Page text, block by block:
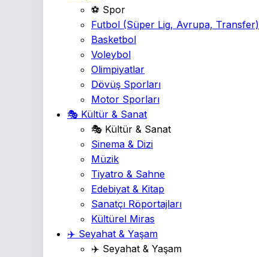
⚽ Spor
Futbol (Süper Lig, Avrupa, Transfer)
Basketbol
Voleybol
Olimpiyatlar
Dövüş Sporları
Motor Sporları
🎭 Kültür & Sanat
🎭 Kültür & Sanat
Sinema & Dizi
Müzik
Tiyatro & Sahne
Edebiyat & Kitap
Sanatçı Röportajları
Kültürel Miras
✈️ Seyahat & Yaşam
✈️ Seyahat & Yaşam